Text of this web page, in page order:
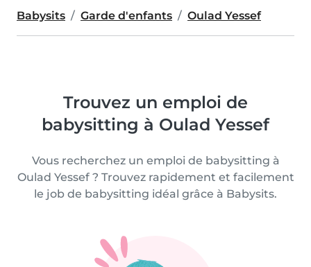
Babysits Garde d'enfants Oulad Yessef
Trouvez un emploi de
babysitting à Oulad Yessef
Vous recherchez un emploi de babysitting à
Oulad Yessef ? Trouvez rapidement et facilement
le job de babysitting idéal grâce à Babysits.